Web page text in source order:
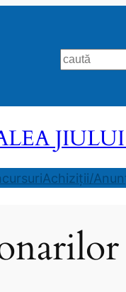
Search
JIULUI
Achiziții/